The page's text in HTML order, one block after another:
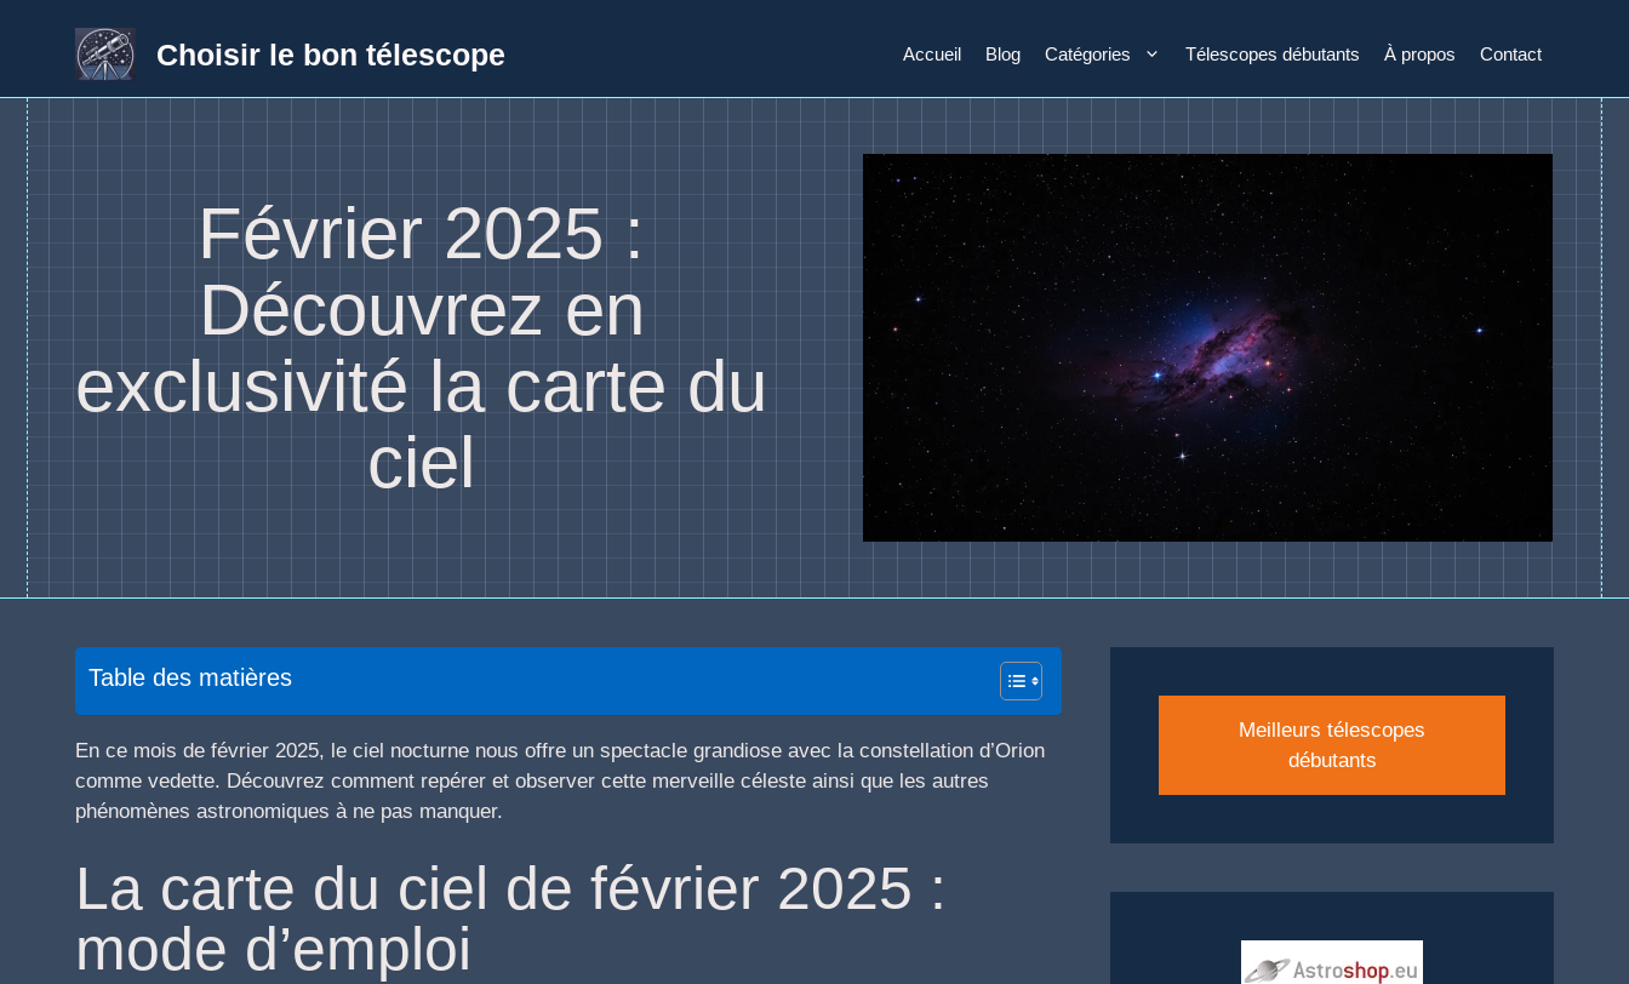
Choisir le bon télescope Accueil Blog Catégories Télescopes débutants À propos Contact
Février 2025 :
Découvrez en
exclusivité la carte du
ciel
Table des matières
En ce mois de février 2025, le ciel nocturne nous offre un spectacle grandiose avec la constellation d’Orion
comme vedette. Découvrez comment repérer et observer cette merveille céleste ainsi que les autres
phénomènes astronomiques à ne pas manquer.
La carte du ciel de février 2025 :
mode d’emploi
Meilleurs télescopes
débutants